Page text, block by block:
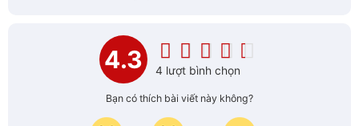
4.3 4 lượt bình chọn
Bạn có thích bài viết này không?